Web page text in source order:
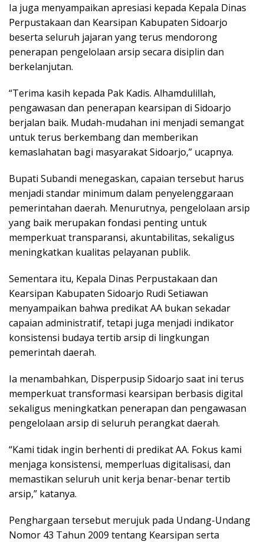
Ia juga menyampaikan apresiasi kepada Kepala Dinas
Perpustakaan dan Kearsipan Kabupaten Sidoarjo
beserta seluruh jajaran yang terus mendorong
penerapan pengelolaan arsip secara disiplin dan
berkelanjutan.
“Terima kasih kepada Pak Kadis. Alhamdulillah,
pengawasan dan penerapan kearsipan di Sidoarjo
berjalan baik. Mudah-mudahan ini menjadi semangat
untuk terus berkembang dan memberikan
kemaslahatan bagi masyarakat Sidoarjo,” ucapnya.
Bupati Subandi menegaskan, capaian tersebut harus
menjadi standar minimum dalam penyelenggaraan
pemerintahan daerah. Menurutnya, pengelolaan arsip
yang baik merupakan fondasi penting untuk
memperkuat transparansi, akuntabilitas, sekaligus
meningkatkan kualitas pelayanan publik.
Sementara itu, Kepala Dinas Perpustakaan dan
Kearsipan Kabupaten Sidoarjo Rudi Setiawan
menyampaikan bahwa predikat AA bukan sekadar
capaian administratif, tetapi juga menjadi indikator
konsistensi budaya tertib arsip di lingkungan
pemerintah daerah.
Ia menambahkan, Disperpusip Sidoarjo saat ini terus
memperkuat transformasi kearsipan berbasis digital
sekaligus meningkatkan penerapan dan pengawasan
pengelolaan arsip di seluruh perangkat daerah.
“Kami tidak ingin berhenti di predikat AA. Fokus kami
menjaga konsistensi, memperluas digitalisasi, dan
memastikan seluruh unit kerja benar-benar tertib
arsip,” katanya.
Penghargaan tersebut merujuk pada Undang-Undang
Nomor 43 Tahun 2009 tentang Kearsipan serta